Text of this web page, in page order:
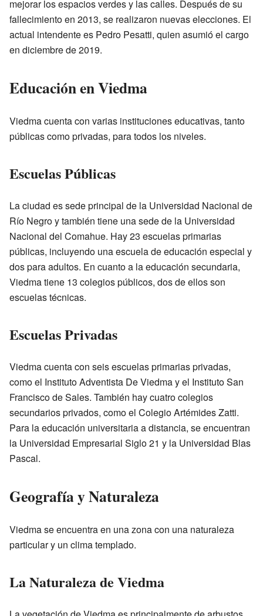
mejorar los espacios verdes y las calles. Después de su
fallecimiento en 2013, se realizaron nuevas elecciones. El
actual intendente es Pedro Pesatti, quien asumió el cargo
en diciembre de 2019.
Educación en Viedma
Viedma cuenta con varias instituciones educativas, tanto
públicas como privadas, para todos los niveles.
Escuelas Públicas
La ciudad es sede principal de la Universidad Nacional de
Río Negro y también tiene una sede de la Universidad
Nacional del Comahue. Hay 23 escuelas primarias
públicas, incluyendo una escuela de educación especial y
dos para adultos. En cuanto a la educación secundaria,
Viedma tiene 13 colegios públicos, dos de ellos son
escuelas técnicas.
Escuelas Privadas
Viedma cuenta con seis escuelas primarias privadas,
como el Instituto Adventista De Viedma y el Instituto San
Francisco de Sales. También hay cuatro colegios
secundarios privados, como el Colegio Artémides Zatti.
Para la educación universitaria a distancia, se encuentran
la Universidad Empresarial Siglo 21 y la Universidad Blas
Pascal.
Geografía y Naturaleza
Viedma se encuentra en una zona con una naturaleza
particular y un clima templado.
La Naturaleza de Viedma